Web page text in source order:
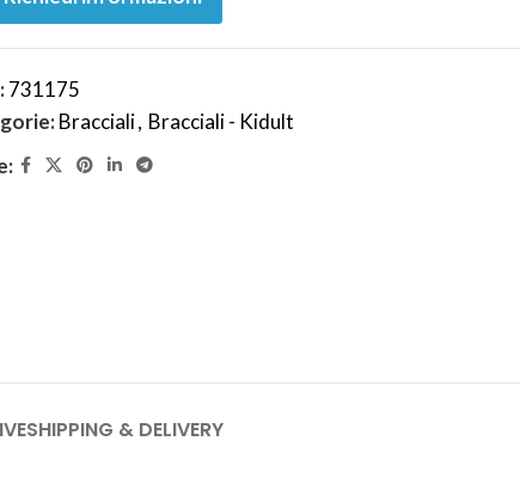
731175
Bracciali, Bracciali - Kidult
SHIPPING & DELIVERY